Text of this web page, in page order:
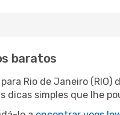
baratos
Rio de Janeiro
dicas simples que lhe